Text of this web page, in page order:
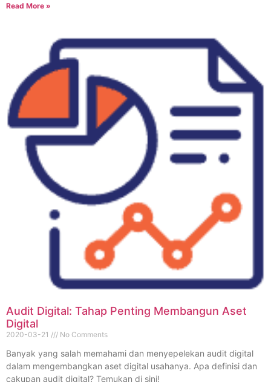
Read More »
Audit Digital: Tahap Penting Membangun Aset
Digital
2020-03-21 No Comments
Banyak yang salah memahami dan menyepelekan audit digital
dalam mengembangkan aset digital usahanya. Apa definisi dan
cakupan audit digital? Temukan di sini!